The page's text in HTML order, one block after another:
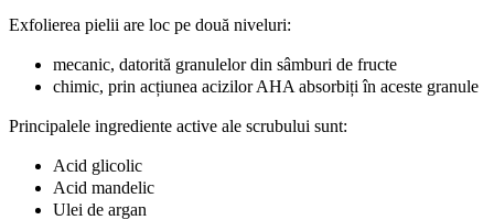
Exfolierea pielii are loc pe două niveluri:
mecanic, datorită granulelor din sâmburi de fructe
chimic, prin acțiunea acizilor AHA absorbiți în aceste granule
Principalele ingrediente active ale scrubului sunt:
Acid glicolic
Acid mandelic
Ulei de argan